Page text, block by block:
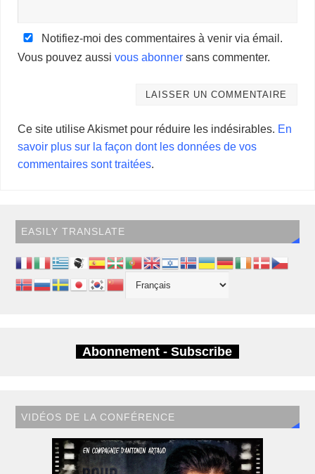
Notifiez-moi des commentaires à venir via émail.
Vous pouvez aussivous abonner sans commenter.
Ce site utilise Akismet pour réduire les indésirables. En
savoir plus sur la façon dont les données de vos
commentaires sont traitées.
EASILY TRANSLATE
Abonnement - Subscribe
VIDÉOS DE LA CONFÉRENCE